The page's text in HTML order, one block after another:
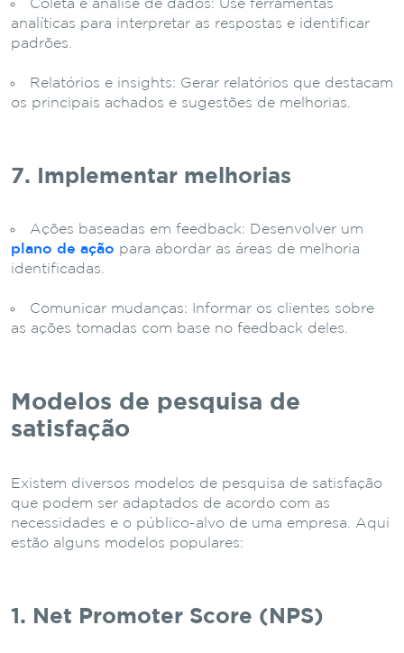
Coleta e análise de dados: Use ferramentas
analíticas para interpretar as respostas e identificar
padrões.
Relatórios e insights: Gerar relatórios que destacam
os principais achados e sugestões de melhorias.
7. Implementar melhorias
Ações baseadas em feedback: Desenvolver um
plano de ação para abordar as áreas de melhoria
identificadas.
Comunicar mudanças: Informar os clientes sobre
as ações tomadas com base no feedback deles.
Modelos de pesquisa de
satisfação
Existem diversos modelos de pesquisa de satisfação
que podem ser adaptados de acordo com as
necessidades e o público-alvo de uma empresa. Aqui
estão alguns modelos populares:
1. Net Promoter Score (NPS)